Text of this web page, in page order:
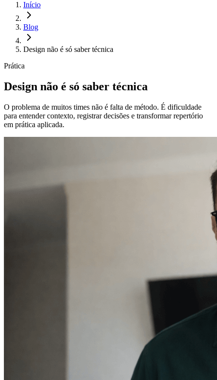
Início
Blog
Design não é só saber técnica
Prática
Design não é só saber técnica
O problema de muitos times não é falta de método. É dificuldade
para entender contexto, registrar decisões e transformar repertório
em prática aplicada.